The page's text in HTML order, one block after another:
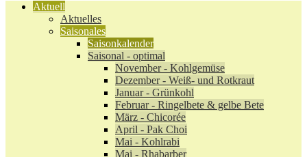
Aktuell
Aktuelles
Saisonales
Saisonkalender
Saisonal - optimal
November - Kohlgemüse
Dezember - Weiß- und Rotkraut
Januar - Grünkohl
Februar - Ringelbete & gelbe Bete
März - Chicorée
April - Pak Choi
Mai - Kohlrabi
Mai - Rhabarber